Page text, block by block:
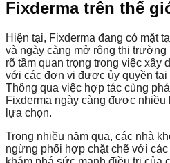
Fixderma trên thế
Hiện tại, Fixderma đang có mặt
và ngày càng mở rộng thị trường
rõ tầm quan trọng trong việc
với các đơn vị được ủy quyền tại
Thông qua việc hợp tác cùng
Fixderma ngày càng được
lựa chọn.
Trong nhiều năm qua, các nhà
ngừng phối hợp chặt chẽ với